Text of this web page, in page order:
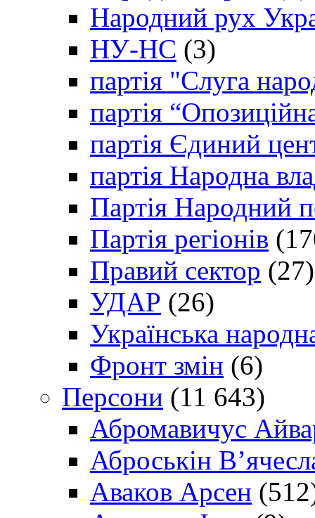
Народний рух
НУ-НС (3)
партія "Слуга
партія
партія Єдиний
партія Народна
Партія Народний
Партія регіонів
Правий сектор (27)
УДАР (26)
Українська
Фронт змін (6)
Персони (11 643)
Абромавичус
Аброськін
Аваков Арсен